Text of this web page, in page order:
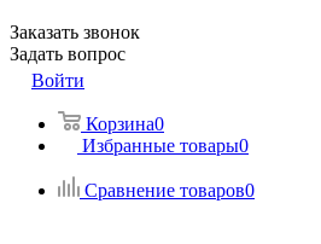
Заказать звонок
Задать вопрос
Войти
Корзина0
Избранные товары0
Сравнение товаров0